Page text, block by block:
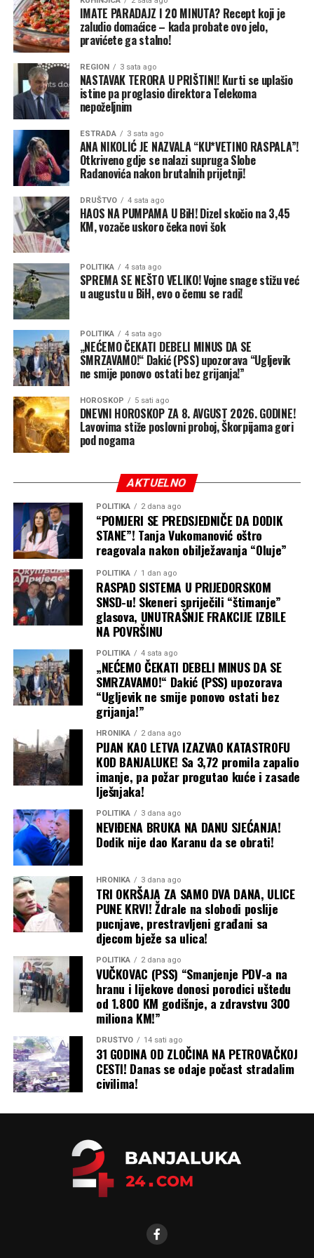
tokom vrućina, a ananas i maline organizmu obezbjeđuju
dodatne hranljive sastojke i prirodnu slatkoću.
Voće i povrće nisu zamjena za vodu
Redovan unos ovih namirnica može pomoći organizmu
da lakše podnese visoke temperature, održi optimalan
nivo hidratacije i sačuva energiju tokom cijelog dana.
Ipak, stručnjaci naglašavaju da voće i povrće ne mogu
zamijeniti vodu, već predstavljaju zdrav dodatak
svakodnevnoj ishrani i važnog saveznika u borbi protiv
ljetnih vrućina, prenosi
b92.
IMATE PARADAJZ I 20 MINUTA? Recept koji je
zaludio domaćice – kada probate ovo jelo,
pravićete ga stalno!
REGION 3 sata ago
NASTAVAK TERORA U PRIŠTINI! Kurti se uplašio
istine pa proglasio direktora Telekoma
nepoželjnim
ESTRADA 3 sata ago
ANA NIKOLIĆ JE NAZVALA “KU*VETINO RASPALA”!
Otkriveno gdje se nalazi supruga Slobe
Radanovića nakon brutalnih prijetnji!
DRUŠTVO 4 sata ago
HAOS NA PUMPAMA U BiH! Dizel skočio na 3,45
KM, vozače uskoro čeka novi šok
POLITIKA 4 sata ago
SPREMA SE NEŠTO VELIKO! Vojne snage stižu već
u augustu u BiH, evo o čemu se radi!
POLITIKA 4 sata ago
„NEĆEMO ČEKATI DEBELI MINUS DA SE
SMRZAVAMO!“ Dakić (PSS) upozorava “Ugljevik
ne smije ponovo ostati bez grijanja!”
HOROSKOP 5 sati ago
DNEVNI HOROSKOP ZA 8. AVGUST 2026. GODINE!
Lavovima stiže poslovni proboj, Škorpijama gori
pod nogama
AKTUELNO
POLITIKA 2 dana ago
“POMJERI SE PREDSJEDNIČE DA DODIK
STANE”! Tanja Vukomanović oštro
reagovala nakon obilježavanja “Oluje”
POLITIKA 1 dan ago
RASPAD SISTEMA U PRIJEDORSKOM
SNSD-u! Skeneri spriječili “štimanje”
glasova, UNUTRAŠNJE FRAKCIJE IZBILE
NA POVRŠINU
POLITIKA 4 sata ago
„NEĆEMO ČEKATI DEBELI MINUS DA SE
SMRZAVAMO!“ Dakić (PSS) upozorava
“Ugljevik ne smije ponovo ostati bez
grijanja!”
HRONIKA 2 dana ago
PIJAN KAO LETVA IZAZVAO KATASTROFU
KOD BANJALUKE! Sa 3,72 promila zapalio
imanje, pa požar progutao kuće i zasade
lješnjaka!
POLITIKA 3 dana ago
NEVIĐENA BRUKA NA DANU SJEĆANJA!
Dodik nije dao Karanu da se obrati!
HRONIKA 3 dana ago
TRI OKRŠAJA ZA SAMO DVA DANA, ULICE
PUNE KRVI! Ždrale na slobodi poslije
pucnjave, prestravljeni građani sa
djecom bježe sa ulica!
POLITIKA 2 dana ago
VUČKOVAC (PSS) “Smanjenje PDV-a na
hranu i lijekove donosi porodici uštedu
od 1.800 KM godišnje, a zdravstvu 300
miliona KM!”
DRUŠTVO 14 sati ago
31 GODINA OD ZLOČINA NA PETROVAČKOJ
CESTI! Danas se odaje počast stradalim
civilima!